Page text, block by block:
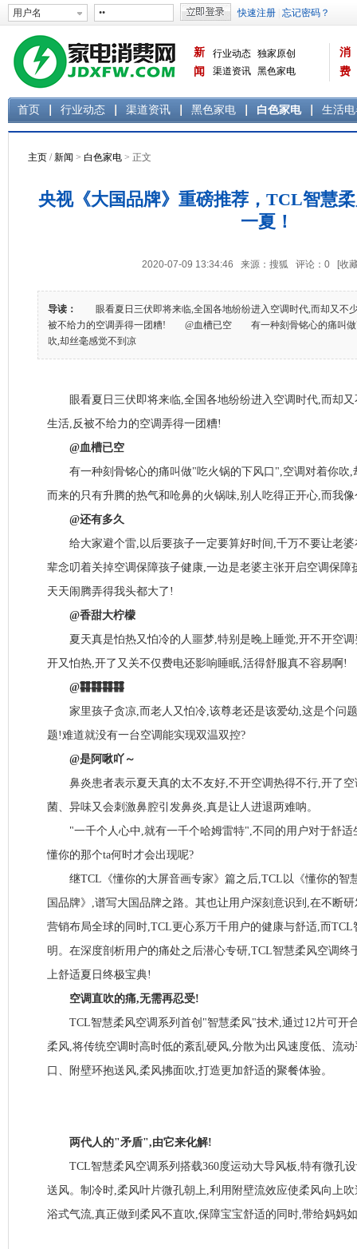
新
闻
行业动态 独家原创
渠道资讯 黑色家电
消
费
首页 行业动态 渠道资讯 黑色家电 白色家电 生活
主页 /新闻 > 白色家电 > 正文
央视《大国品牌》重磅推荐，TCL智慧
一夏！
2020-07-09 13:34:46 来源：搜狐 评论： 0 [收
导读：
眼看夏日三伏即将来临,全国各地纷纷进入空调时代,而却又不
被不给力的空调弄得一团糟! @血槽已空 有一种刻骨铭心的痛叫做"
吹,却丝毫感觉不到凉
眼看夏日三伏即将来临,全国各地纷纷进入空调时代,而却又
生活,反被不给力的空调弄得一团糟!
@血槽已空
有一种刻骨铭心的痛叫做"吃火锅的下风口",空调对着你吹,
而来的只有升腾的热气和呛鼻的火锅味,别人吃得正开心,而我
@还有多久
给大家避个雷,以后要孩子一定要算好时间,千万不要让老婆
辈念叨着关掉空调保障孩子健康,一边是老婆主张开启空调保障
天天闹腾弄得我头都大了!
@香甜大柠檬
夏天真是怕热又怕冷的人噩梦,特别是晚上睡觉,开不开空调
开又怕热,开了又关不仅费电还影响睡眠,活得舒服真不容易啊!
@䨻䨻䨻䨻
家里孩子贪凉,而老人又怕冷,该尊老还是该爱幼,这是个问
题!难道就没有一台空调能实现双温双控?
@是阿啾吖～
鼻炎患者表示夏天真的太不友好,不开空调热得不行,开了空
菌、异味又会刺激鼻腔引发鼻炎,真是让人进退两难呐。
"一千个人心中,就有一千个哈姆雷特",不同的用户对于舒适
懂你的那个ta何时才会出现呢?
继TCL《懂你的大屏音画专家》篇之后,TCL以《懂你的智
国品牌》,谱写大国品牌之路。其也让用户深刻意识到,在不断
营销布局全球的同时,TCL更心系万千用户的健康与舒适,而
明。在深度剖析用户的痛处之后潜心专研,TCL智慧柔风空调终
上舒适夏日终极宝典!
空调直吹的痛,无需再忍受!
TCL智慧柔风空调系列首创"智慧柔风"技术,通过12片可开
柔风,将传统空调时高时低的紊乱硬风,分散为出风速度低、流
口、附壁环抱送风,柔风拂面吹,打造更加舒适的聚餐体验。
两代人的"矛盾",由它来化解!
TCL智慧柔风空调系列搭载360度运动大导风板,特有微孔设
送风。制冷时,柔风叶片微孔朝上,利用附壁流效应使柔风向上
浴式气流,真正做到柔风不直吹,保障宝宝舒适的同时,带给妈妈